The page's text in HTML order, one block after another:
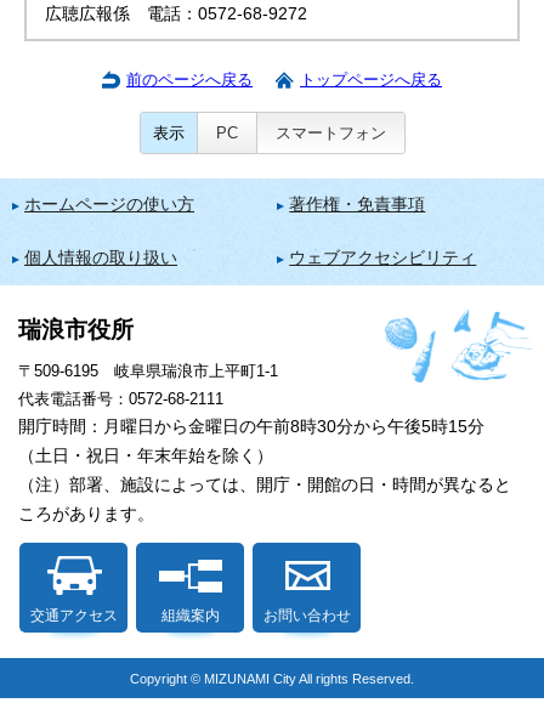
広聴広報係 電話：0572-68-9272
前のページへ戻る トップページへ戻る
表示 PC スマートフォン
ホームページの使い方 著作権・免責事項
個人情報の取り扱い ウェブアクセシビリティ
瑞浪市役所
〒509-6195 岐阜県瑞浪市上平町1-1
代表電話番号：0572-68-2111
開庁時間：月曜日から金曜日の午前8時30分から午後5時15分
（土日・祝日・年末年始を除く）
（注）部署、施設によっては、開庁・開館の日・時間が異なると
ころがあります。
交通アクセス 組織案内 お問い合わせ
Copyright © MIZUNAMI City All rights Reserved.